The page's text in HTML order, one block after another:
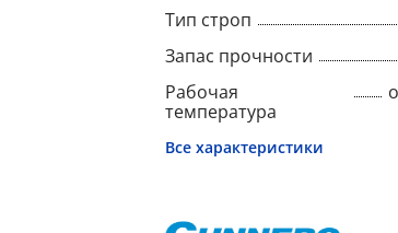
Тип строп
Запас прочности
Рабочая
температура
Все характеристики